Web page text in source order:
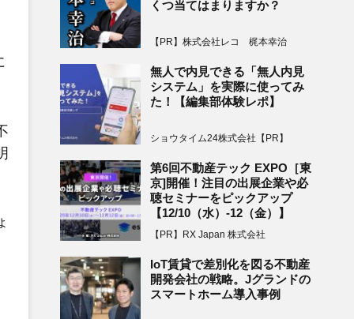
くつ当てはまりますか？
【PR】株式会社レコ 梶本幸治
無人で内見できる「無人内見
システム」を実際に使ってみ
た！【編集部体験レポ】
ショウタイム24株式会社【PR】
第6回不動産テック EXPO［東
京]開催！注目の出展企業や必
聴セミナーをピックアップ
【12/10（水）-12（金）】
【PR】RX Japan 株式会社
IoT賃貸で差別化を図る不動産
開発会社の戦略。Jグランドの
スマートホーム導入事例